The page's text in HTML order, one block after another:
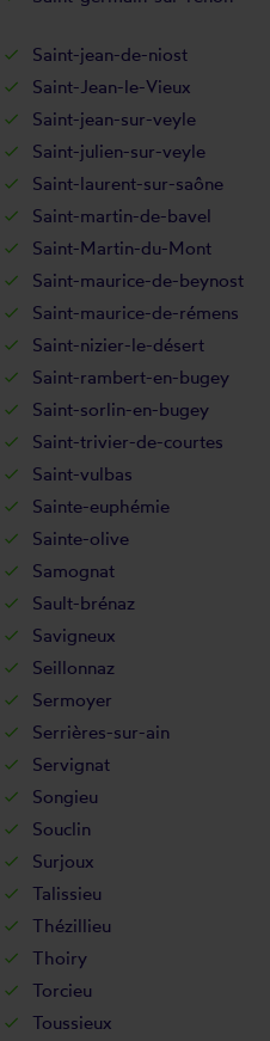
Saint-jean-de-niost
Saint-Jean-le-Vieux
Saint-jean-sur-veyle
Saint-julien-sur-veyle
Saint-laurent-sur-saône
Saint-martin-de-bavel
Saint-Martin-du-Mont
Saint-maurice-de-beynost
Saint-maurice-de-rémens
Saint-nizier-le-désert
Saint-rambert-en-bugey
Saint-sorlin-en-bugey
Saint-trivier-de-courtes
Saint-vulbas
Sainte-euphémie
Sainte-olive
Samognat
Sault-brénaz
Savigneux
Seillonnaz
Sermoyer
Serrières-sur-ain
Servignat
Songieu
Souclin
Surjoux
Talissieu
Thézillieu
Thoiry
Torcieu
Toussieux